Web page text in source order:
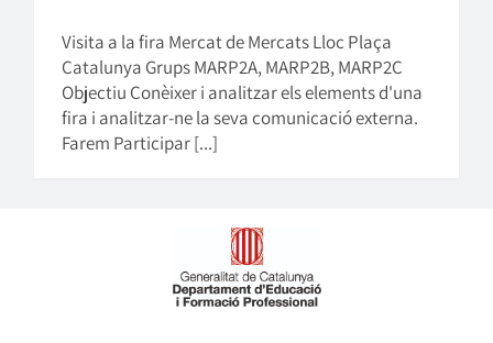
Visita a la fira Mercat de Mercats Lloc Plaça
Catalunya Grups MARP2A, MARP2B, MARP2C
Objectiu Conèixer i analitzar els elements d'una
fira i analitzar-ne la seva comunicació externa.
Farem Participar [...]